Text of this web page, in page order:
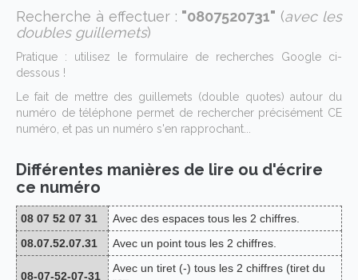
Recherche à effectuer : "0807520731" (avec les
doubles guillemets)
Pratique : utilisez le formulaire de recherches Google ci-
dessous !
Le fait de mettre des guillemets (double quotes) autour du
numéro de téléphone permet de rechercher précisément CE
numéro, et pas un numéro s'en rapprochant...
Différentes manières de lire ou d'écrire
ce numéro
08 07 52 07 31
Avec des espaces tous les 2 chiffres.
08.07.52.07.31
Avec un point tous les 2 chiffres.
08-07-52-07-31
Avec un tiret (-) tous les 2 chiffres (tiret du